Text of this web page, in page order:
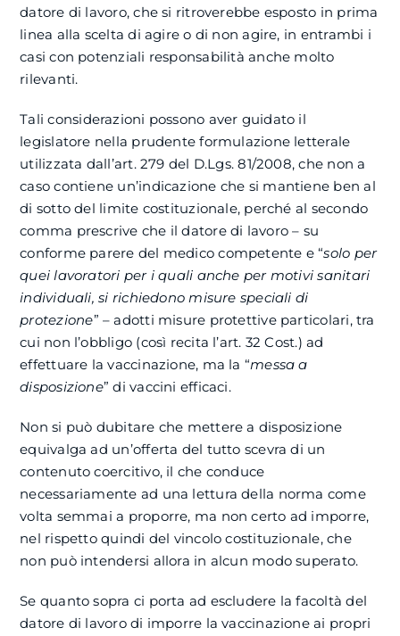
datore di lavoro, che si ritroverebbe esposto in prima
linea alla scelta di agire o di non agire, in entrambi i
casi con potenziali responsabilità anche molto
rilevanti.
Tali considerazioni possono aver guidato il
legislatore nella prudente formulazione letterale
utilizzata dall’art. 279 del D.Lgs. 81/2008, che non a
caso contiene un’indicazione che si mantiene ben al
di sotto del limite costituzionale, perché al secondo
comma prescrive che il datore di lavoro – su
conforme parere del medico competente e “solo per
quei lavoratori per i quali anche per motivi sanitari
individuali, si richiedono misure speciali di
protezione” – adotti misure protettive particolari, tra
cui non l’obbligo (così recita l’art. 32 Cost.) ad
effettuare la vaccinazione, ma la “messa a
disposizione” di vaccini efficaci.
Non si può dubitare che mettere a disposizione
equivalga ad un’offerta del tutto scevra di un
contenuto coercitivo, il che conduce
necessariamente ad una lettura della norma come
volta semmai a proporre, ma non certo ad imporre,
nel rispetto quindi del vincolo costituzionale, che
non può intendersi allora in alcun modo superato.
Se quanto sopra ci porta ad escludere la facoltà del
datore di lavoro di imporre la vaccinazione ai propri